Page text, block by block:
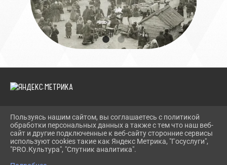
2026 Г. МПЛК.РФ
ВХОД
КАРТА САЙТА
ПОЛИТИКА ОБРАБОТКИ ПЕРСОНАЛЬНЫХ ДАННЫХ
Пользуясь нашим сайтом, вы соглашаетесь с политикой
обработки персональных данных а также с тем что наш веб-
сайт и другие подключенные к веб-сайту сторонние сервисы
используют cookies такие как Яндекс Метрика, "Госуслуги",
"PRO.Культура", "Спутник аналитика".